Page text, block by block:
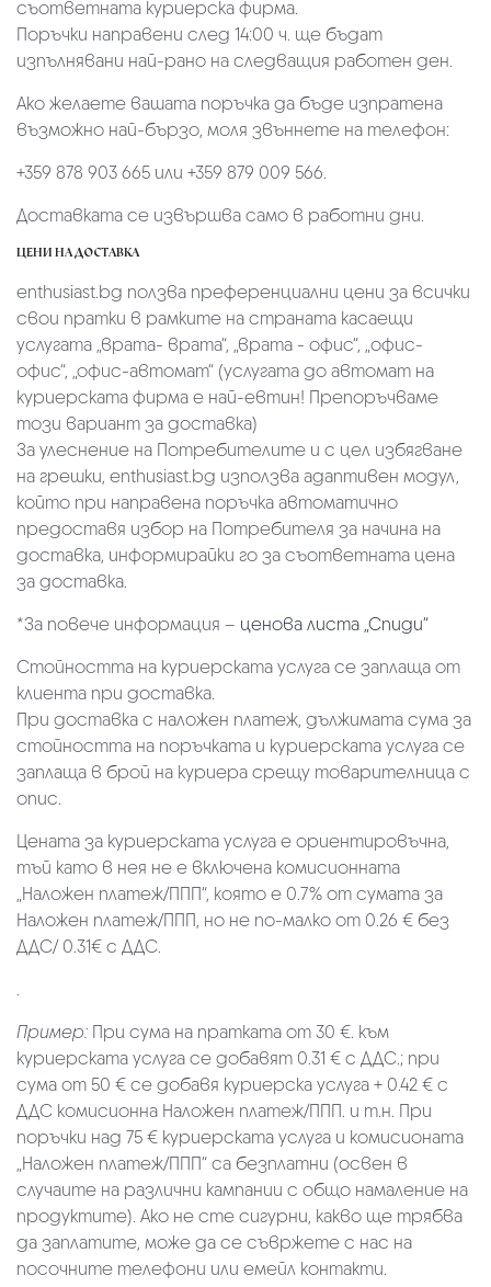
съответната куриерска фирма.
Поръчки направени след 14:00 ч. ще бъдат
изпълнявани най-рано на следващия работен ден.
Ако желаете вашата поръчка да бъде изпратена
възможно най-бързо, моля звъннете на телефон:
+359 878 903 665 или +359 879 009 566.
Доставката се извършва само в работни дни.
ЦЕНИ НА ДОСТАВКА
enthusiast.bg ползва преференциални цени за всички
свои пратки в рамките на страната касаещи
услугата „врата- врата“, „врата - офис“, „oфис-
офис“, „офис-автомат“ (услугата до автомат на
куриерската фирма е най-евтин! Препоръчваме
този вариант за доставка)
За улеснение на Потребителите и с цел избягване
на грешки, enthusiast.bg използва адаптивен модул,
който при направена поръчка автоматично
предоставя избор на Потребителя за начина на
доставка, информирайки го за съответната цена
за доставка.
*За повече информация – ценова листа „Спиди“
Стойността на куриерската услуга се заплаща от
клиента при доставка.
При доставка с наложен платеж, дължимата сума за
стойността на поръчката и куриерската услуга се
заплаща в брой на куриера срещу товарителница с
опис.
Цената за куриерската услуга е ориентировъчна,
тъй като в нея не е включена комисионната
„Наложен платеж/ППП“, която е 0.7% от сумата за
Наложен платеж/ППП, но не по-малко от 0.26 € без
ДДС/ 0.31€ с ДДС.
.
Пример: При сума на пратката от 30 €. към
куриерската услуга се добавят 0.31 € с ДДС.; при
сума от 50 € се добавя куриерска услуга + 0.42 € с
ДДС комисионна Наложен платеж/ППП. и т.н. При
поръчки над 75 € куриерската услуга и комисионата
„Наложен платеж/ППП“ са безплатни (освен в
случаите на различни кампании с общо намаление на
продуктите). Ако не сте сигурни, какво ще трябва
да заплатите, може да се съвржете с нас на
посочните телефони или емейл контакти.